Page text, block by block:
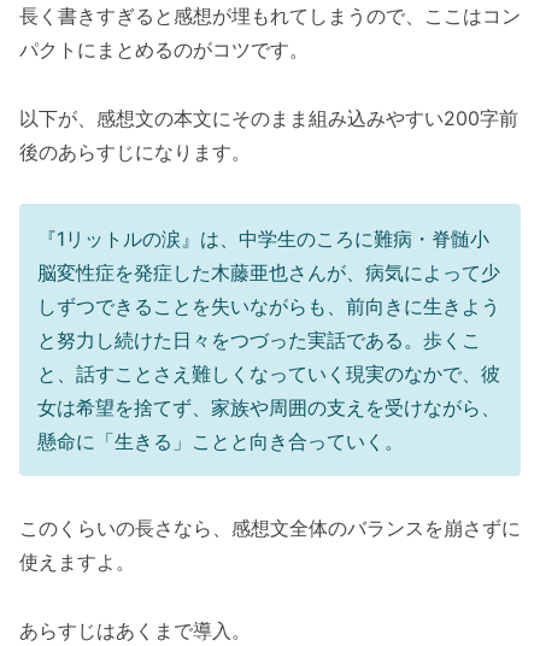
長く書きすぎると感想が埋もれてしまうので、ここはコン
パクトにまとめるのがコツです。
以下が、感想文の本文にそのまま組み込みやすい200字前
後のあらすじになります。
『1リットルの涙』は、中学生のころに難病・脊髄小
脳変性症を発症した木藤亜也さんが、病気によって少
しずつできることを失いながらも、前向きに生きよう
と努力し続けた日々をつづった実話である。歩くこ
と、話すことさえ難しくなっていく現実のなかで、彼
女は希望を捨てず、家族や周囲の支えを受けながら、
懸命に「生きる」ことと向き合っていく。
このくらいの長さなら、感想文全体のバランスを崩さずに
使えますよ。
あらすじはあくまで導入。